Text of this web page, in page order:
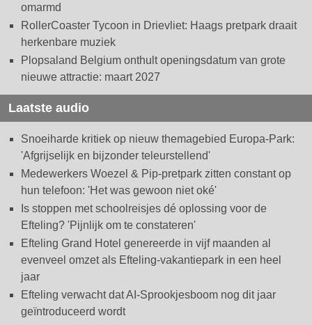
omarmd
RollerCoaster Tycoon in Drievliet: Haags pretpark draait
herkenbare muziek
Plopsaland Belgium onthult openingsdatum van grote
nieuwe attractie: maart 2027
Laatste audio
Snoeiharde kritiek op nieuw themagebied Europa-Park:
'Afgrijselijk en bijzonder teleurstellend'
Medewerkers Woezel & Pip-pretpark zitten constant op
hun telefoon: 'Het was gewoon niet oké'
Is stoppen met schoolreisjes dé oplossing voor de
Efteling? 'Pijnlijk om te constateren'
Efteling Grand Hotel genereerde in vijf maanden al
evenveel omzet als Efteling-vakantiepark in een heel
jaar
Efteling verwacht dat AI-Sprookjesboom nog dit jaar
geïntroduceerd wordt